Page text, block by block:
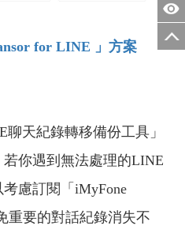
for LINE 」方案
天紀錄轉移備份工具」
你遇到無法處理的LINE
慮訂閱「iMyFone
重要的對話紀錄消失不